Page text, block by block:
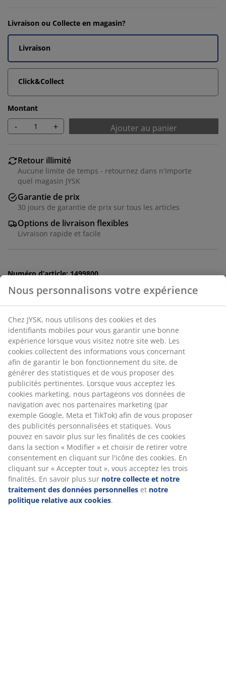
Livraison ou Collecte en magasin?
Livraison
Click&Collect
Montant
- + Ajouter au panier
Retour illimité
Aucune limite de temps - retournez dans n'importe
quel magasin JYSK
Garantie de prix
30 jours de garantie de prix sur tous les articles
Options de livraison flexibles
Livraison rapide et facile
Numéro d’article: 1499800
Spécifications
Avis
(125)
Livraison
Nous personnalisons votre expérience
Chez JYSK, nous utilisons des cookies et des
identifiants mobiles pour vous garantir une bonne
expérience lorsque vous visitez notre site web. Les
cookies collectent des informations vous concernant
afin de garantir le bon fonctionnement du site, de
générer des statistiques et de vous proposer des
publicités pertinentes. Lorsque vous acceptez les
cookies marketing, nous partageons vos données de
navigation avec nos partenaires marketing (par
exemple Google, Meta et TikTok) afin de vous proposer
des publicités personnalisées et statiques. Vous
pouvez en savoir plus sur les finalités de ces cookies
dans la section « Modifier » et choisir de retirer votre
consentement en cliquant sur l'icône des cookies. En
cliquant sur « Accepter tout », vous acceptez les trois
finalités. En savoir plus sur notre collecte et notre
traitement des données personnelles et notre
politique relative aux cookies.